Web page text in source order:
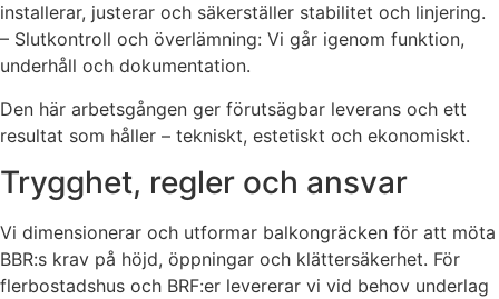
installerar, justerar och säkerställer stabilitet och linjering.
– Slutkontroll och överlämning: Vi går igenom funktion,
underhåll och dokumentation.
Den här arbetsgången ger förutsägbar leverans och ett
resultat som håller – tekniskt, estetiskt och ekonomiskt.
Trygghet, regler och ansvar
Vi dimensionerar och utformar balkongräcken för att möta
BBR:s krav på höjd, öppningar och klättersäkerhet. För
flerbostadshus och BRF:er levererar vi vid behov underlag